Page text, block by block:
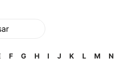
F G H I J K L M N